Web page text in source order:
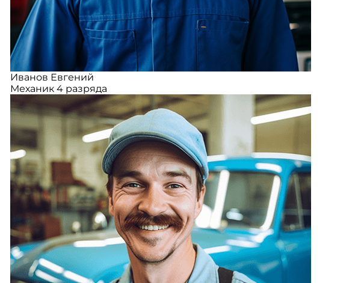
Иванов Евгений
Механик 4 разряда